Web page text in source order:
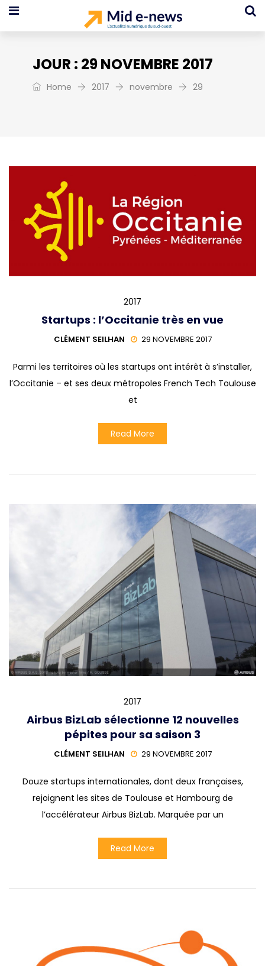
JOUR : 29 NOVEMBRE 2017
Home 2017 novembre 29
2017
Startups : l’Occitanie très en vue
CLÉMENT SEILHAN 29 NOVEMBRE 2017
Parmi les territoires où les startups ont intérêt à s’installer,
l’Occitanie – et ses deux métropoles French Tech Toulouse
et
Read More
2017
Airbus BizLab sélectionne 12 nouvelles
pépites pour sa saison 3
CLÉMENT SEILHAN 29 NOVEMBRE 2017
Douze startups internationales, dont deux françaises,
rejoignent les sites de Toulouse et Hambourg de
l’accélérateur Airbus BizLab. Marquée par un
Read More